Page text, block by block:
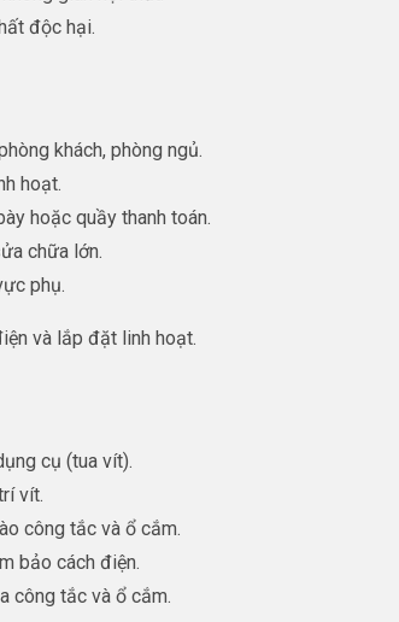
độc hại.
khách, phòng ngủ.
hoạt.
hoặc quầy thanh toán.
chữa lớn.
phụ.
và lắp đặt linh hoạt.
cụ (tua vít).
vít.
công tắc và ổ cắm.
bảo cách điện.
công tắc và ổ cắm.